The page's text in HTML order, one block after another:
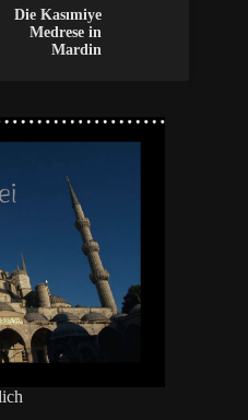
Die Kasımiye
Medrese in
Mardin